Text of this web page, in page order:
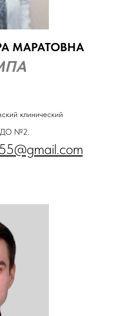
МАРАТОВНА
клинический
№2.